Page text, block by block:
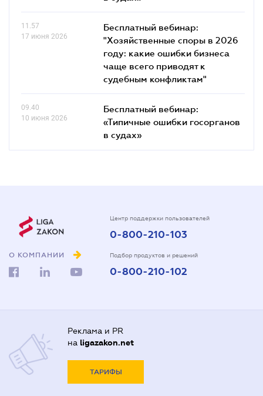
11.57
17 июня 2026
Бесплатный вебинар:
"Хозяйственные споры в 2026
году: какие ошибки бизнеса
чаще всего приводят к
судебным конфликтам"
09.40
10 июня 2026
Бесплатный вебинар:
«Типичные ошибки госорганов
в судах»
О КОМПАНИИ
Центр поддержки пользователей
0-800-210-103
Подбор продуктов и решений
0-800-210-102
Реклама и PR
на ligazakon.net
ТАРИФЫ